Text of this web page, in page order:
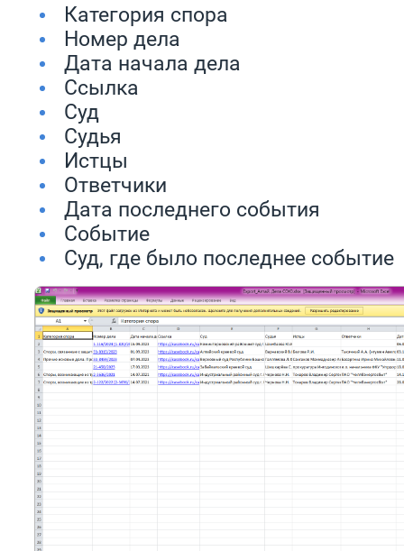
Категория спора
Номер дела
Дата начала дела
Ссылка
Суд
Судья
Истцы
Ответчики
Дата последнего события
Событие
Суд, где было последнее событие